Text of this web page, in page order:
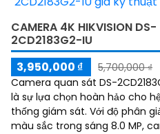
CAMERA 4K HIKVISION DS-
2CD2183G2-IU
3,950,000 ₫
5,700,000 ₫
Camera quan sát DS-
là sự lựa chọn hoàn hảo cho
thống giám sát. Với độ phân giải
màu sắc trong sáng 8.0 MP,